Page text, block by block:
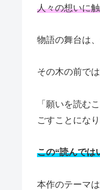
人々の想いに
物語の舞台は
その木の前で
「願いを読む
ごすことになり
この“読んでは
本作のテーマは